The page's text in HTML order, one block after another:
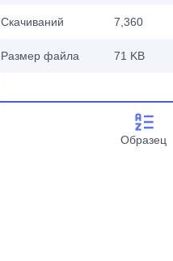
Скачиваний 7,360
Размер файла 71 KB
Образец